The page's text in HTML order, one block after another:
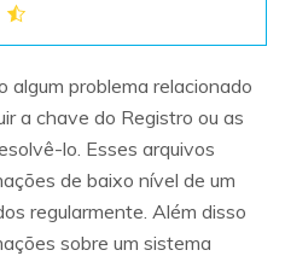
Grátis
excluídos gratuitamente
Grátis
MAIS SOLUÇÕES
Online
problema relacionado
a chave do Registro ou as
lo. Esses arquivos
de baixo nível de um
regularmente. Além disso
sobre um sistema